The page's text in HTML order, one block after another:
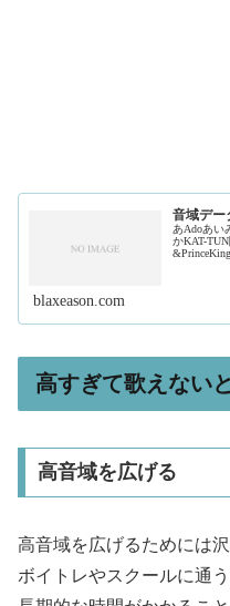
音域デー
あAdoあい
かKAT-
blaxeason.com
高すぎて歌えない
高音域を広げる
高音域を広げるためには
ボイトレやスクールに通